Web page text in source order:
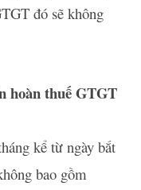
đó sẽ không
hoàn thuế GTGT
kể từ ngày bắt
bao gồm